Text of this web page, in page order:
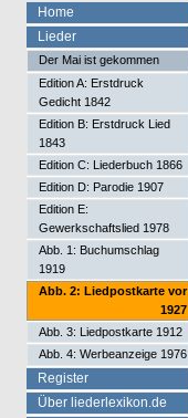
Home
Lieder
Der Mai ist gekommen
Edition A: Erstdruck
Gedicht 1842
Edition B: Erstdruck Lied
1843
Edition C: Liederbuch 1866
Edition D: Parodie 1907
Edition E:
Gewerkschaftslied 1978
Abb. 1: Buchumschlag
1919
Abb. 2: Liedpostkarte vor
1927
Abb. 3: Liedpostkarte 1912
Abb. 4: Werbeanzeige 1976
Register
Über liederlexikon.de